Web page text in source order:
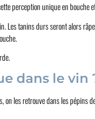
perception unique en bouche
tanins durs seront alors
dans le vin
les retrouve dans les pépins